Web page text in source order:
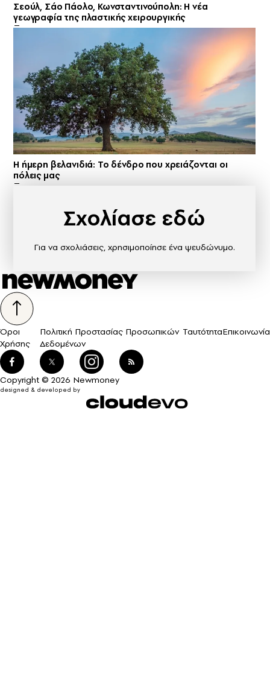
Σεούλ, Σάο Πάολο, Κωνσταντινούπολη: Η νέα
γεωγραφία της πλαστικής χειρουργικής
Η ήμερη βελανιδιά: Το δένδρο που χρειάζονται οι
πόλεις μας
Σχολίασε εδώ
Για να σχολιάσεις, χρησιμοποίησε ένα ψευδώνυμο.
Όροι
Χρήσης
Πολιτική Προστασίας Προσωπικών
Δεδομένων
ΤαυτότηταΕπικοινωνία
Copyright © 2026 Newmoney
designed & developed by